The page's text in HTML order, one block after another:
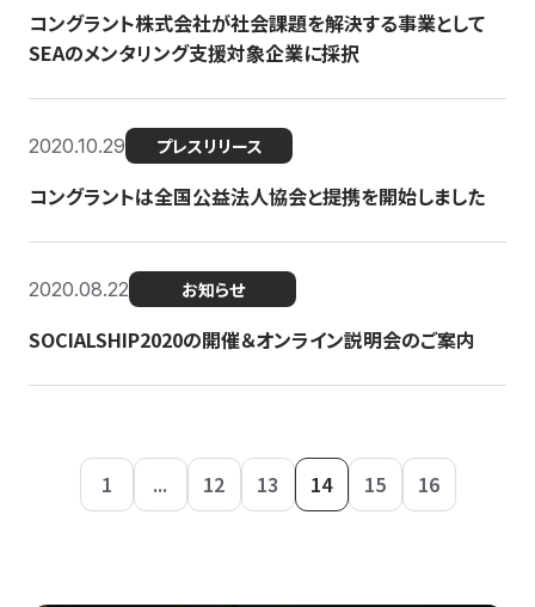
コングラント株式会社が社会課題を解決する事業として
SEAのメンタリング支援対象企業に採択
2020.10.29 プレスリリース
コングラントは全国公益法人協会と提携を開始しました
2020.08.22 お知らせ
SOCIALSHIP2020の開催＆オンライン説明会のご案内
1 ... 12 13 14 15 16